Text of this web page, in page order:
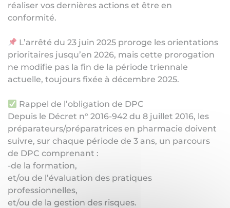
réaliser vos dernières actions et être en
conformité.
L’arrêté du 23 juin 2025 proroge les orientations
prioritaires jusqu’en 2026, mais cette prorogation
ne modifie pas la fin de la période triennale
actuelle, toujours fixée à décembre 2025.
Rappel de l’obligation de DPC
Depuis le Décret n° 2016-942 du 8 juillet 2016, les
préparateurs/préparatrices en pharmacie doivent
suivre, sur chaque période de 3 ans, un parcours
de DPC comprenant :
-de la formation,
et/ou de l’évaluation des pratiques
professionnelles,
et/ou de la gestion des risques.